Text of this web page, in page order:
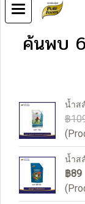
ค้นพบ
น้ำส
฿
น้ำส
฿89